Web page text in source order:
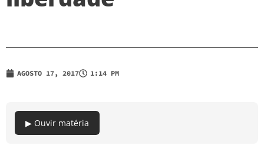
AGOSTO 17, 2017 1:14 PM
▶ Ouvir matéria